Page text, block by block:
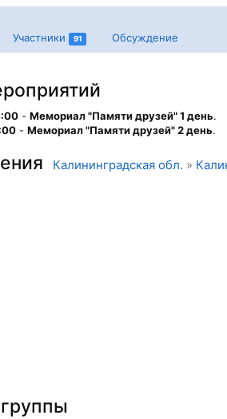
Участники 91 Обсуждение
- Мемориал "Памяти друзей" 1 день.
- Мемориал "Памяти друзей" 2 день.
Калининградская обл. »